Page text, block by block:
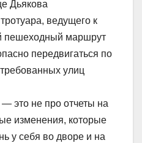
Дьякова
ведущего к
пешеходный маршрут
передвигаться по
улиц
это не про отчеты на
изменения, которые
у себя во дворе и на